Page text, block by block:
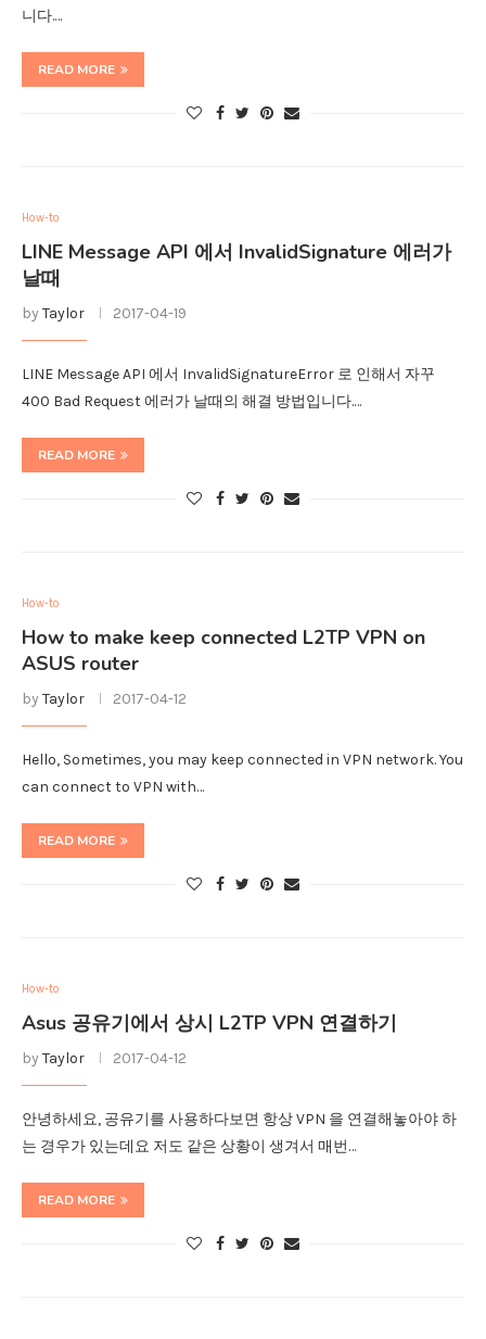
니다.…
READ MORE
How-to
LINE Message API 에서 InvalidSignature 에러가
날때
by Taylor 2017-04-19
LINE Message API 에서 InvalidSignatureError 로 인해서 자꾸
400 Bad Request 에러가 날때의 해결 방법입니다.…
READ MORE
How-to
How to make keep connected L2TP VPN on
ASUS router
by Taylor 2017-04-12
Hello, Sometimes, you may keep connected in VPN network. You
can connect to VPN with…
READ MORE
How-to
Asus 공유기에서 상시 L2TP VPN 연결하기
by Taylor 2017-04-12
안녕하세요, 공유기를 사용하다보면 항상 VPN 을 연결해놓아야 하
는 경우가 있는데요 저도 같은 상황이 생겨서 매번…
READ MORE